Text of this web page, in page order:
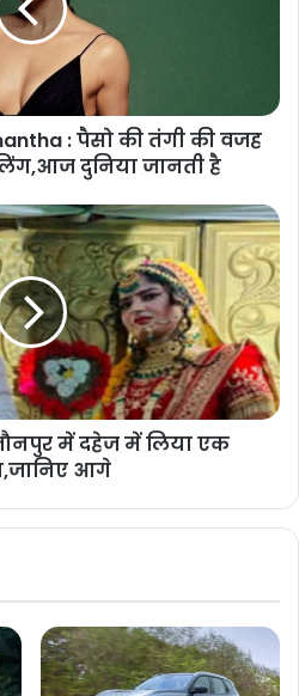
: पैसो की तंगी की वजह
दुनिया जानती है
में दहेज में लिया एक
आगे